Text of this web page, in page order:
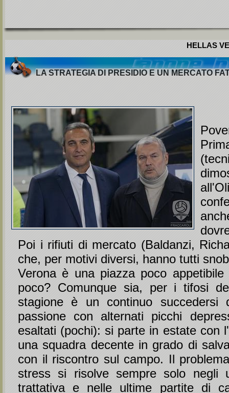
HELLAS
LA STRATEGIA DI PRESIDIO E UN MERCATO
Poi i rifiuti di mercato (Baldanzi,
che, per motivi diversi, hanno tutti
Verona è una piazza poco
poco? Comunque sia, per i tifosi
stagione è un continuo succedersi
passione con alternati picchi
esaltati (pochi): si parte in estate con
una squadra decente in grado di
con il riscontro sul campo. Il
stress si risolve sempre solo negli
trattativa e nelle ultime partite di